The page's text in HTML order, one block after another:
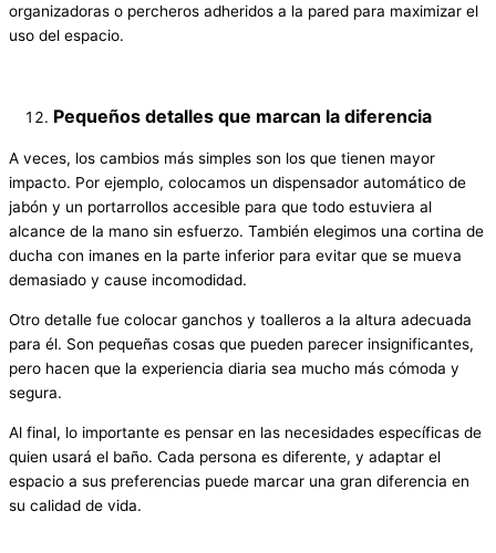
organizadoras o percheros adheridos a la pared para maximizar el
uso del espacio.
Pequeños detalles que marcan la diferencia
A veces, los cambios más simples son los que tienen mayor
impacto. Por ejemplo, colocamos un dispensador automático de
jabón y un portarrollos accesible para que todo estuviera al
alcance de la mano sin esfuerzo. También elegimos una cortina de
ducha con imanes en la parte inferior para evitar que se mueva
demasiado y cause incomodidad.
Otro detalle fue colocar ganchos y toalleros a la altura adecuada
para él. Son pequeñas cosas que pueden parecer insignificantes,
pero hacen que la experiencia diaria sea mucho más cómoda y
segura.
Al final, lo importante es pensar en las necesidades específicas de
quien usará el baño. Cada persona es diferente, y adaptar el
espacio a sus preferencias puede marcar una gran diferencia en
su calidad de vida.